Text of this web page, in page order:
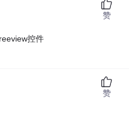
控件
赞
赞